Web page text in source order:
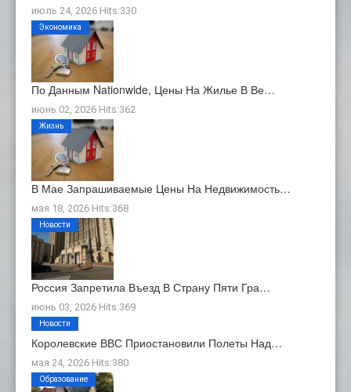
июль 24, 2026 Hits:330
По Данным Nationwide, Цены На Жилье В Ве…
июнь 02, 2026 Hits:362
Экономика
В Мае Запрашиваемые Цены На Недвижимость…
мая 18, 2026 Hits:368
Жизнь
Россия Запретила Въезд В Страну Пяти Гра…
июнь 03, 2026 Hits:369
Новости
Королевские ВВС Приостановили Полеты Над…
мая 24, 2026 Hits:380
Новости
Образование